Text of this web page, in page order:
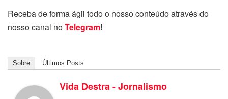
Receba de forma ágil todo o nosso conteúdo através do
nosso canal noTelegram!
Sobre Últimos Posts
Vida Destra - Jornalismo